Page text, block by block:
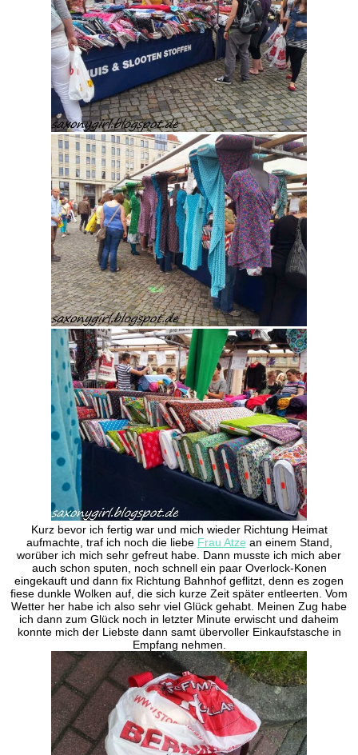
Kurz bevor ich fertig war und mich wieder Richtung Heimat
aufmachte, traf ich noch die liebe Frau Atze an einem Stand,
worüber ich mich sehr gefreut habe. Dann musste ich mich aber
auch schon sputen, noch schnell ein paar Overlock-Konen
eingekauft und dann fix Richtung Bahnhof geflitzt, denn es zogen
fiese dunkle Wolken auf, die sich kurze Zeit später entleerten. Vom
Wetter her habe ich also sehr viel Glück gehabt. Meinen Zug habe
ich dann zum Glück noch in letzter Minute erwischt und daheim
konnte mich der Liebste dann samt übervoller Einkaufstasche in
Empfang nehmen.